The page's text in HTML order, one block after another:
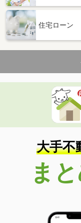
住宅ローン
大手不
ま